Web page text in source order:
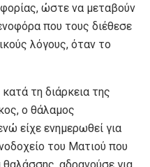
ώστε να μεταβούν
που τους διέθεσε
λόγους, όταν το
τη διάρκεια της
ο θάλαμος
είχε ενημερωθεί για
του Ματιού που
αδρανούσε για